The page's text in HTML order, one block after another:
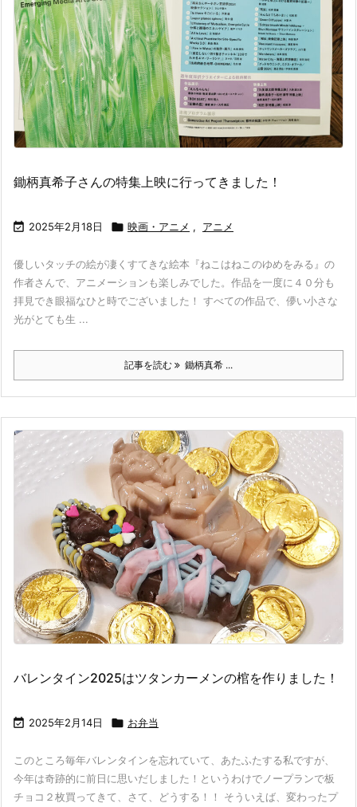
鋤柄真希子さんの特集上映に行ってきました！
 2025年2月18日  映画・アニメ , アニメ
優しいタッチの絵が凄くすてきな絵本『ねこはねこのゆめをみる』の
作者さんで、アニメーションも楽しみでした。作品を一度に４０分も
拝見でき眼福なひと時でございました！ すべての作品で、儚い小さな
光がとても生 ...
記事を読む 鋤柄真希 ...
バレンタイン2025はツタンカーメンの棺を作りました！
 2025年2月14日  お弁当
このところ毎年バレンタインを忘れていて、あたふたする私ですが、
今年は奇跡的に前日に思いだしました！というわけでノープランで板
チョコ２枚買ってきて、さて、どうする！！ そういえば、変わったプ